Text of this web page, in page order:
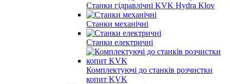
Станки гідравлічні KVK Hydra Klov
Станки механічні
Станки електричні
Комплектуючі до станків розчистки
копит KVK